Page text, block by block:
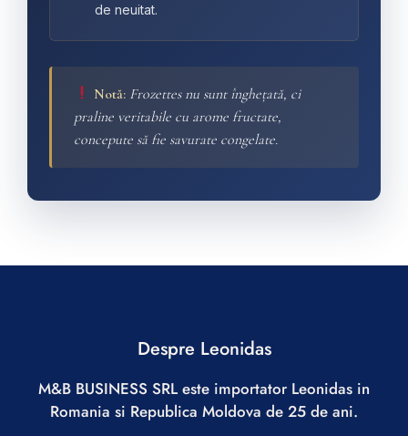
de neuitat.
Notă: Frozettes nu sunt înghețată, ci
praline veritabile cu arome fructate,
concepute să fie savurate congelate.
Despre Leonidas
M&B BUSINESS SRL este importator Leonidas in
Romania si Republica Moldova de 25 de ani.